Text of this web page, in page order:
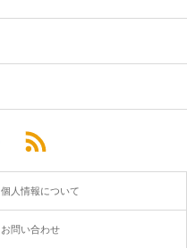
個人情報について
お問い合わせ